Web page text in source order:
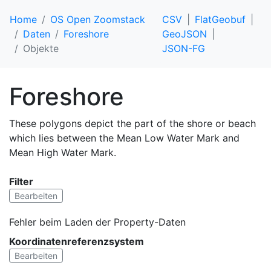
Home
OS Open Zoomstack
Daten
Foreshore
Objekte
CSV
FlatGeobuf
GeoJSON
JSON-FG
Foreshore
These polygons depict the part of the shore or beach
which lies between the Mean Low Water Mark and
Mean High Water Mark.
Filter
Bearbeiten
Fehler beim Laden der Property-Daten
Koordinatenreferenzsystem
Bearbeiten